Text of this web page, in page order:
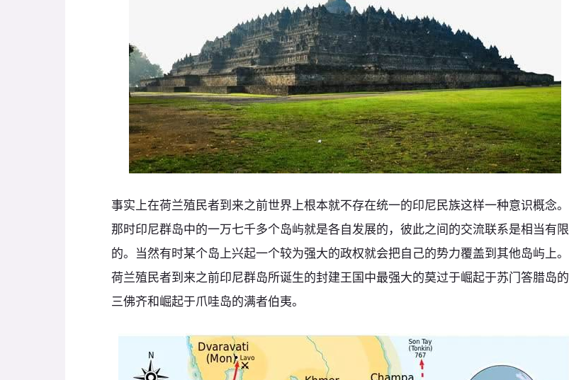
事实上在荷兰殖民者到来之前世界上根本就不存在统一的印尼民族这样一种意识概念。
那时印尼群岛中的一万七千多个岛屿就是各自发展的，彼此之间的交流联系是相当有限
的。当然有时某个岛上兴起一个较为强大的政权就会把自己的势力覆盖到其他岛屿上。
荷兰殖民者到来之前印尼群岛所诞生的封建王国中最强大的莫过于崛起于苏门答腊岛的
三佛齐和崛起于爪哇岛的满者伯夷。